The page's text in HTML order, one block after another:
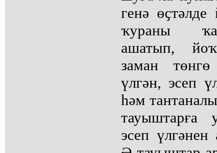
генә
ҡураны
ашатып,
заман
үлгән, эсеп
һәм
тауыштарға
эсеп